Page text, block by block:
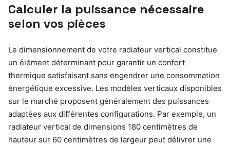
Calculer la puissance nécessaire
selon vos pièces
Le dimensionnement de votre radiateur vertical constitue
un élément déterminant pour garantir un confort
thermique satisfaisant sans engendrer une consommation
énergétique excessive. Les modèles verticaux disponibles
sur le marché proposent généralement des puissances
adaptées aux différentes configurations. Par exemple, un
radiateur vertical de dimensions 180 centimètres de
hauteur sur 60 centimètres de largeur peut délivrer une